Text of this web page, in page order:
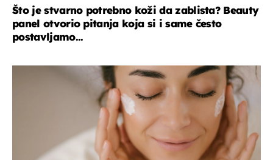
Što je stvarno potrebno koži da zablista? Beauty
panel otvorio pitanja koja si i same često
postavljamo...
moda & ljepota